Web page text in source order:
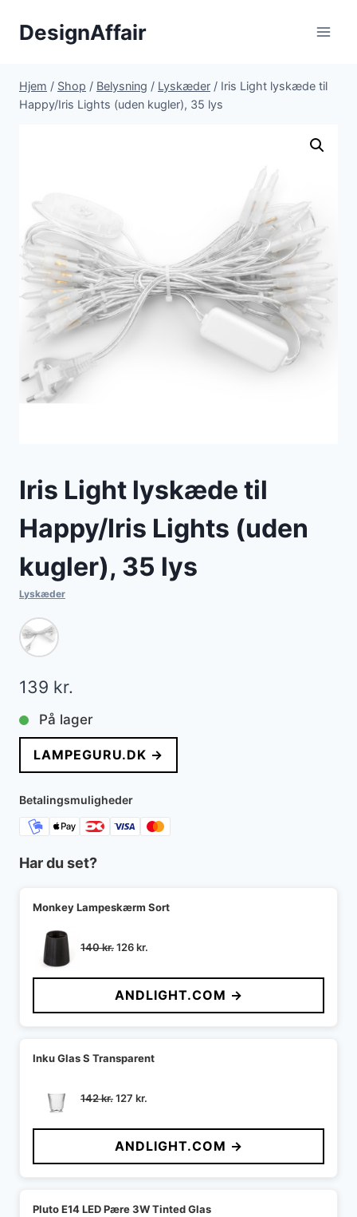
DesignAffair
Hjem / Shop / Belysning / Lyskæder / Iris Light lyskæde til
Happy/Iris Lights (uden kugler), 35 lys
Iris Light lyskæde til
Happy/Iris Lights (uden
kugler), 35 lys
Lyskæder
139 kr.
På lager
LAMPEGURU.DK →
Betalingsmuligheder
Har du set?
Monkey Lampeskærm Sort
140kr.Den
pris
var:
140 kr..
126kr.
pris
er:
126 kr..
ANDLIGHT.COM →
Inku Glas S Transparent
142kr.Den
pris
var:
142 kr..
127 kr.
pris
er:
127 kr..
ANDLIGHT.COM →
Pluto E14 LED Pære 3W Tinted Glas